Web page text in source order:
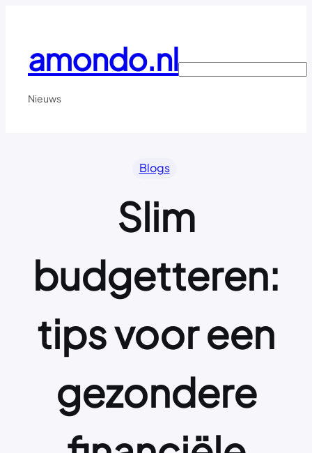
inhoudamondo.nl
Nieuws
Search
Blogs
Slim
budgetteren:
tips voor een
gezondere